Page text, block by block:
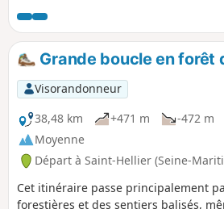
Grande boucle en forêt
Visorandonneur
38,48 km
+471 m -472 m
Moyenne
Départ à Saint-Hellier (Seine-
Cet itinéraire passe principalement
forestières et des sentiers balisés,